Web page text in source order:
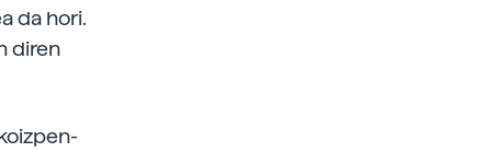
da hori.
diren